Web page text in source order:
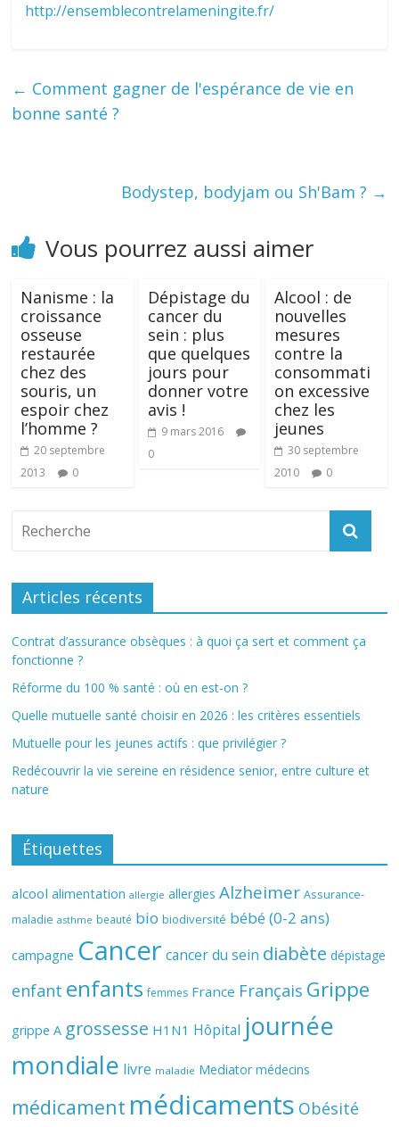
http://ensemblecontrelameningite.fr/
← Comment gagner de l'espérance de vie en
bonne santé ?
Bodystep, bodyjam ou Sh'Bam ? →
Vous pourrez aussi aimer
Nanisme : la
croissance
osseuse
restaurée
chez des
souris, un
espoir chez
l’homme ?
20 septembre
2013
0
Dépistage du
cancer du
sein : plus
que quelques
jours pour
donner votre
avis !
9 mars 2016
0
Alcool : de
nouvelles
mesures
contre la
consommati
on excessive
chez les
jeunes
30 septembre
2010
0
Articles récents
Contrat d’assurance obsèques : à quoi ça sert et comment ça
fonctionne ?
Réforme du 100 % santé : où en est-on ?
Quelle mutuelle santé choisir en 2026 : les critères essentiels
Mutuelle pour les jeunes actifs : que privilégier ?
Redécouvrir la vie sereine en résidence senior, entre culture et
nature
Étiquettes
alcool alimentation allergie allergies Alzheimer Assurance-
maladie asthme beauté bio biodiversité bébé (0-2 ans)
campagne Cancer cancer du sein diabète dépistage
enfant enfants femmes France Français Grippe
grippe A grossesse H1N1 Hôpital journée
mondiale livre maladie Mediator médecins
médicament médicaments Obésité